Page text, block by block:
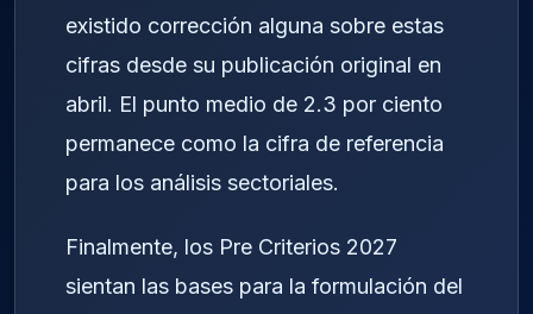
existido corrección alguna sobre estas
cifras desde su publicación original en
abril. El punto medio de 2.3 por ciento
permanece como la cifra de referencia
para los análisis sectoriales.
Finalmente, los Pre Criterios 2027
sientan las bases para la formulación del